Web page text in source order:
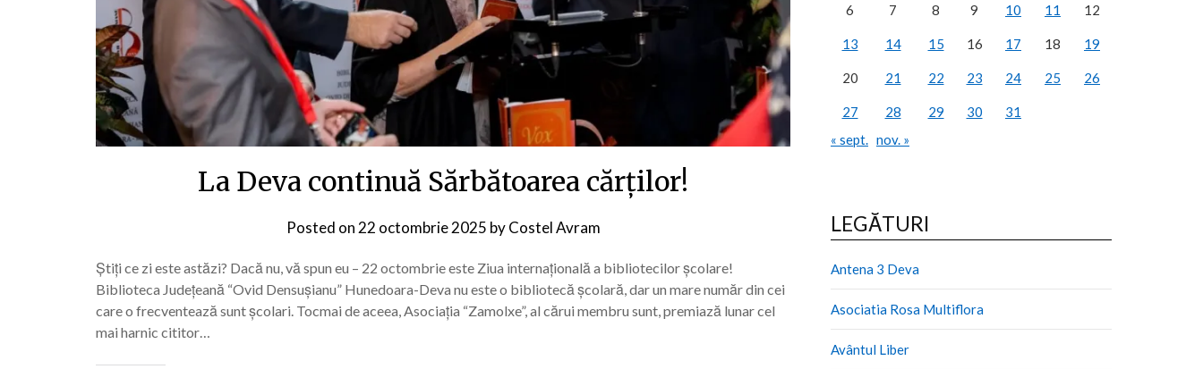
La Deva continuă Sărbătoarea cărților!
Posted on22 octombrie 2025 byCostel Avram
Știți ce zi este astăzi? Dacă nu, vă spun eu – 22 octombrie este Ziua internațională a bibliotecilor școlare!
Biblioteca Județeană “Ovid Densușianu” Hunedoara-Deva nu este o bibliotecă școlară, dar un mare număr din cei
care o frecventează sunt școlari. Tocmai de aceea, Asociația “Zamolxe”, al cărui membru sunt, premiază lunar cel
mai harnic cititor…
6 7 8 9 10 11 12
13 14 15 16 17 18 19
20 21 22 23 24 25 26
27 28 29 30
31
« sept. nov. »
LEGĂTURI
Antena 3 Deva
Asociatia Rosa Multiflora
Avântul Liber